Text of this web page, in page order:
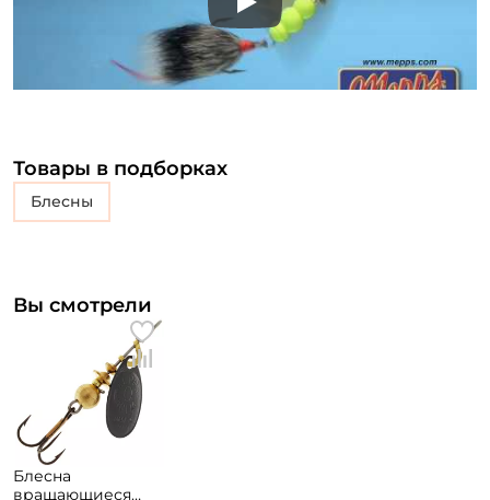
Play
Товары в подборках
блесны
Вы смотрели
Блесна
вращающиеся